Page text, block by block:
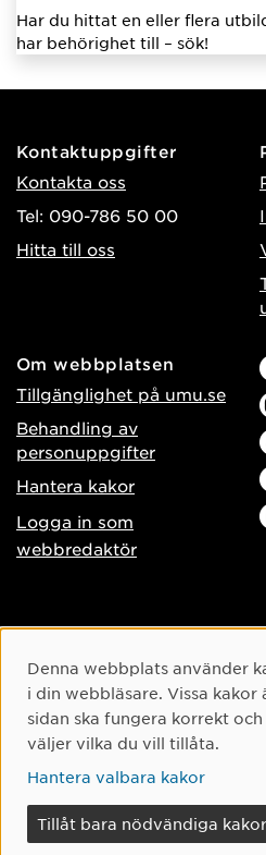
Har du hittat en eller flera
har behörighet till – sök!
Kontaktuppgifter
Kontakta oss
Tel: 090-786 50 00
Hitta till oss
Om webbplatsen
Tillgänglighet på umu.se
Behandling av
personuppgifter
Hantera kakor
Logga in som
webbredaktör
Cookie-samtycke
Denna webbplats använder
i din webbläsare. Vissa
sidan ska fungera korrekt
väljer vilka du vill tillåta.
Hantera valbara kakor
Tillåt bara nödvändiga kakor